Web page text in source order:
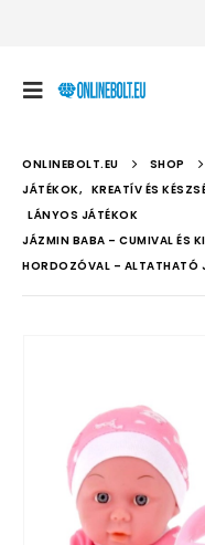
ONLINEBOLT.EU
SHOP
JÁTÉKOK, KREATÍV ÉS
LÁNYOS JÁTÉKOK
JÁZMIN BABA – CUMIVAL ÉS
HORDOZÓVAL –